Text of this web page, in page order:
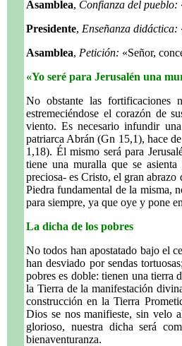
Asamblea, Confianza del pueblo:
Presidente, Enseñanza didáctica:
Asamblea, Petición: «Señor,
«Yo seré para Jerusalén una
No obstante las fortificaciones
estremeciéndose el corazón de
viento. Es necesario infundir
patriarca Abrán (Gn 15,1), hace
1,18). Él mismo será para
tiene una muralla que se
preciosa- es Cristo, el gran
Piedra fundamental de la misma,
para siempre, ya que oye y pone
La dicha de los pobres
No todos han apostatado bajo el
han desviado por sendas
pobres es doble: tienen una tierra
la Tierra de la manifestación
construcción en la Tierra
Dios se nos manifieste, sin velo
glorioso, nuestra dicha será
bienaventuranza.